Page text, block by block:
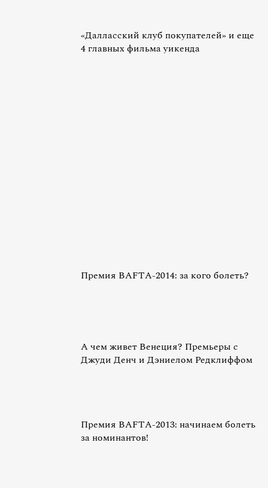
«Далласский клуб покупателей» и еще
4 главных фильма уикенда
Премия BAFTA-2014: за кого болеть?
А чем живет Венеция? Премьеры с
Джуди Денч и Дэниелом Редклиффом
Премия BAFTA-2013: начинаем болеть
за номинантов!